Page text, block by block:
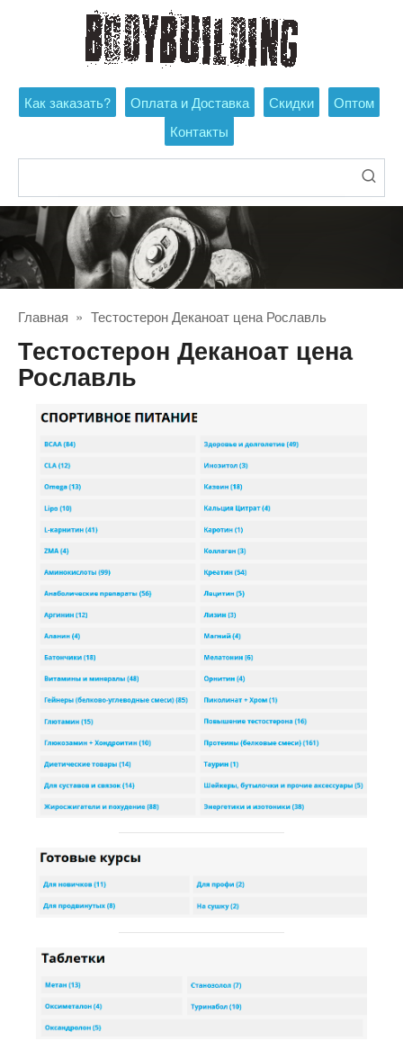
Как заказать? Оплата и Доставка Скидки
Оптом
Контакты
Главная » Тестостерон Деканоат цена Рославль
Тестостерон Деканоат цена
Рославль